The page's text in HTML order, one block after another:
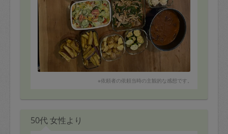
※依頼者の依頼当時の主観的な感想です。
50代 女性より